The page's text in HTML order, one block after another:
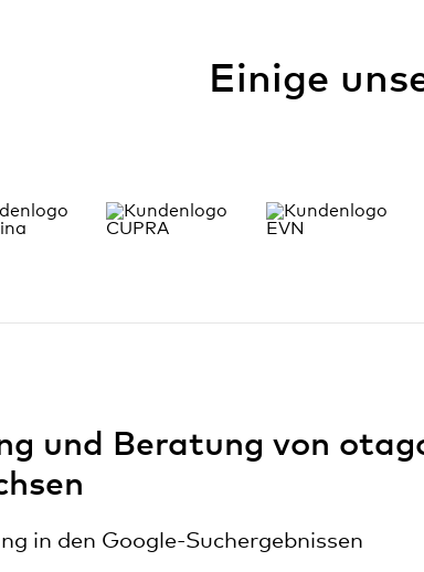
Einige
und Beratung von
in den Google-Suchergebnissen